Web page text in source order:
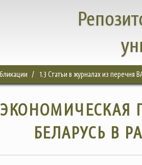
1.3 Статьи в журналах из перечня
БЕЛАРУСЬ В